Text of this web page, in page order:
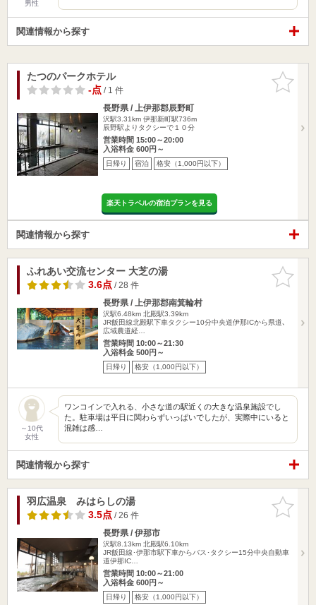
男性
関連情報から探す
お気に入
りに追加
たつのパークホテル
-点/ 1 件
長野県 / 上伊那郡辰野町
沢駅3.31km 伊那新町駅736m
辰野駅よりタクシーで１０分
営業時間 15:00～20:00
入浴料金 600円～
日帰り 宿泊 格安（1,000円以下）
楽天トラベルの宿泊プランを見る
関連情報から探す
お気に入
りに追加
ふれあい交流センター 大芝の湯
3.6点/ 28 件
長野県 / 上伊那郡南箕輪村
沢駅6.48km 北殿駅3.39km
JR飯田線北殿駅下車タクシー10分中央道伊那ICから県道､
広域農道経…
営業時間 10:00～21:30
入浴料金 500円～
日帰り 格安（1,000円以下）
～10代
女性
ワンコインで入れる、小さな道の駅近くの大きな温泉施設でし
た。駐車場は平日に関わらずいっぱいでしたが、実際中にいると
混雑は感…
関連情報から探す
お気に入
りに追加
羽広温泉 みはらしの湯
3.5点/ 26 件
長野県 / 伊那市
沢駅8.13km 北殿駅6.10km
JR飯田線･伊那市駅下車からバス･タクシー15分中央自動車
道伊那IC…
営業時間 10:00～21:00
入浴料金 600円～
日帰り 格安（1,000円以下）